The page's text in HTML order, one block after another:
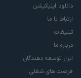
دانلود اپلیکیشن
ارتباط با ما
تبلیغات
درباره ما
ابزار توسعه دهندگان
فرصت های شغلی